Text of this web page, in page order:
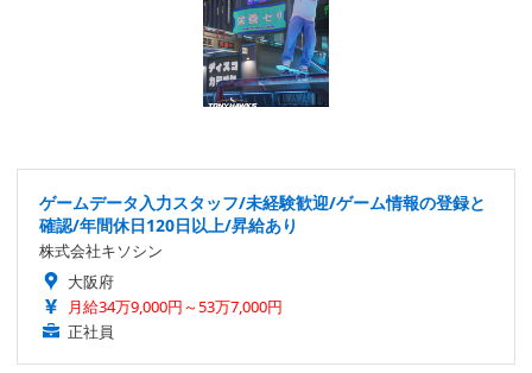
ゲームデータ入力スタッフ/未経験歓迎/ゲーム情報の登録と
確認/年間休日120日以上/昇給あり
株式会社キソシン
大阪府
月給34万9,000円～53万7,000円
正社員